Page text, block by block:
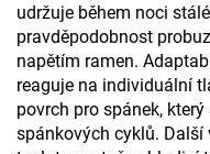
udržuje během noci
pravděpodobnost
napětím ramen.
reaguje na individuální
povrch pro spánek,
spánkových cyklů.